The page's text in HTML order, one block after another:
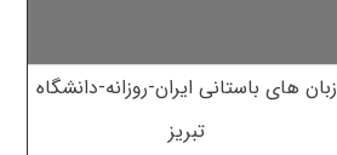
زبان های باستانی ایران-روزانه-دانشگاه
تبریز